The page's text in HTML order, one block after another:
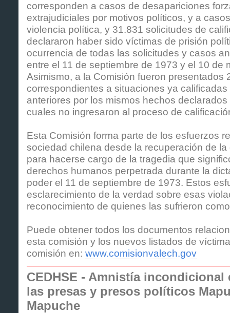
corresponden a casos de desapariciones
extrajudiciales por motivos políticos, y a
violencia política, y 31.831 solicitudes de
declararon haber sido víctimas de prisión
ocurrencia de todas las solicitudes y casos
entre el 11 de septiembre de 1973 y el 10 de
Asimismo, a la Comisión fueron presentados
correspondientes a situaciones ya
anteriores por los mismos hechos
cuales no ingresaron al proceso de
Esta Comisión forma parte de los esfuerzos
sociedad chilena desde la recuperación de
para hacerse cargo de la tragedia que
derechos humanos perpetrada durante la
poder el 11 de septiembre de 1973. Estos
esclarecimiento de la verdad sobre esas
reconocimiento de quienes las sufrieron
Puede obtener todos los documentos
esta comisión y los nuevos listados de
comisión en: www.comisionvalech.gov
CEDHSE - Amnistía incondicional
las presas y presos políticos
Mapuche